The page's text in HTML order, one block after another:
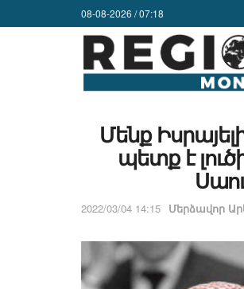
08-08-2026 / 07:18
Մենք
պետք է
2022/03/04 14:15 Մերձավոր